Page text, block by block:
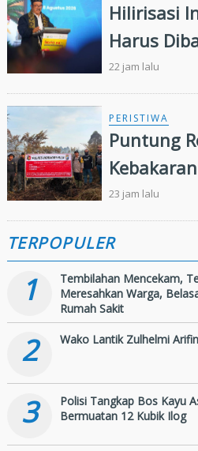
Hilirisasi
Harus
Ekosistem
22 jam lalu
PERISTIWA
Puntung
Sawit
23 jam lalu
TERPOPULER
1
Tembilahan Mencekam,
Meresahkan Warga,
Rumah Sakit
2 Wako Lantik Zulhelmi
3
Polisi Tangkap Bos Kayu
Bermuatan 12 Kubik Ilog